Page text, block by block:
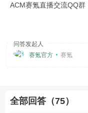
ACM赛氪直播交流QQ群
问答发起人
赛氪官方
赛氪
全部回答（75）